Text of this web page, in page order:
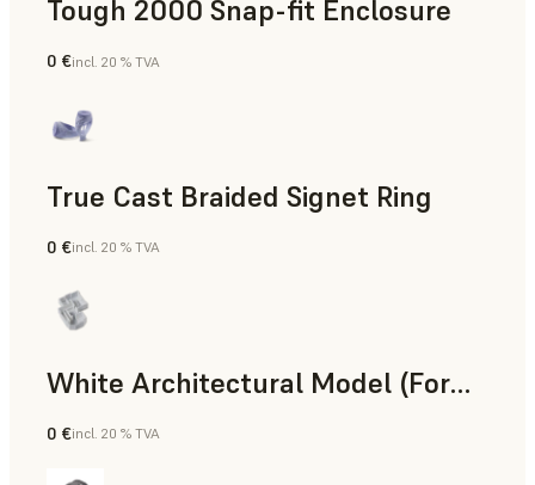
Tough 2000 Snap-fit Enclosure
Ingénierie
0 €incl. 20 % TVA
True Cast Braided Signet Ring
Joaillerie
0 €incl. 20 % TVA
White Architectural Model (Form 4)
Résine standard
0 €incl. 20 % TVA